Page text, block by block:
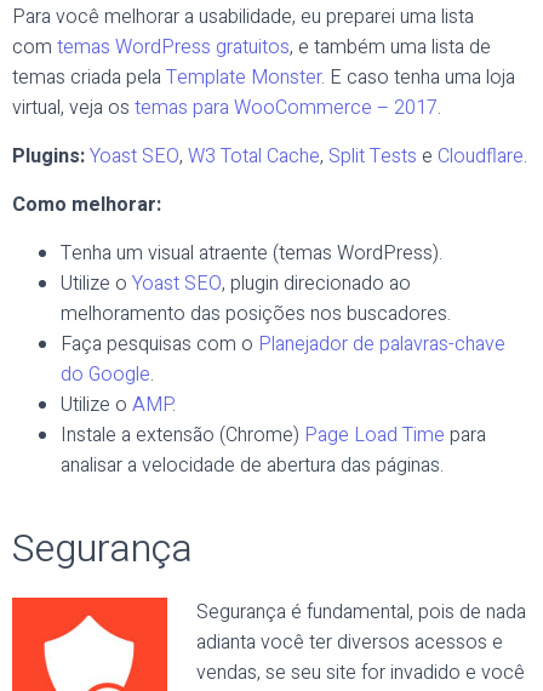
Para você melhorar a usabilidade, eu preparei uma lista
com temas WordPress gratuitos, e também uma lista de
temas criada pela Template Monster. E caso tenha uma loja
virtual, veja os temas para WooCommerce – 2017.
Plugins:Yoast SEO, W3 Total Cache, Split Tests e Cloudflare.
Como melhorar:
Tenha um visual atraente (temas WordPress).
Utilize o Yoast SEO, plugin direcionado ao
melhoramento das posições nos buscadores.
Faça pesquisas com o Planejador de palavras-chave
do Google.
Utilize o AMP.
Instale a extensão (Chrome) Page Load Time para
analisar a velocidade de abertura das páginas.
Segurança
Segurança é fundamental, pois de nada
adianta você ter diversos acessos e
vendas, se seu site for invadido e você